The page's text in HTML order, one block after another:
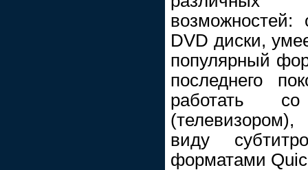
возможностей:
DVD диски,
популярный
последнего
работать
виду
форматами